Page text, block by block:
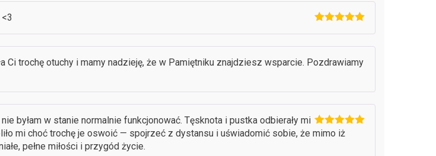
Ci trochę otuchy i mamy nadzieję, że w Pamiętniku znajdziesz wsparcie. Pozdrawiamy
Oceniono
byłam w stanie normalnie funkcjonować. Tęsknota i pustka odbierały mi
mi choć trochę je oswoić — spojrzeć z dystansu i uświadomić sobie, że mimo iż
pełne miłości i przygód życie.